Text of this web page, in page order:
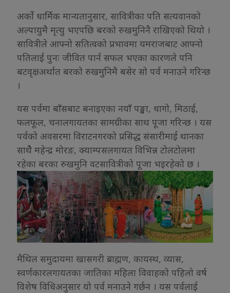
अर्को धार्मिक मान्यतानुसार, सावित्रीका पति सत्यवानको
अल्पायुमै मृत्यु भएपछि बरको रुखमुनिनै राखिएको थियो ।
सावित्रीले आफ्नो सतित्वको प्रभावमा यमराजबाट आफ्नो
पतिलाई पुनः जीवित पार्न सफल भएका कारणले पनि
बटवृक्षअर्थात बरको रुखमुनिमै बसेर सो पर्व मनाउने गरिन्छ
।
यस पर्वमा बाँसबाट बनाइएका नयाँ पङ्खा, धागो, मिठाई,
फलफूल, चनालगायतका सामग्रीका साथ पूजा गरिन्छ । यस
पर्वको अवसरमा विराटनगरको प्रसिद्ध संसारीमाई थानका
साथैै महेन्द्र मोरङ, क्याम्पसलगायत विभिन्न टोलटोलमा
रहेका बरका रुखमुनि वटसावित्रीको पूजा भइरहेको छ ।
मैथिल समुदायमा खासगरी ब्राह्मण, कायस्थ, व्यास,
स्वर्णकारलगायतका जातिका महिला विवाहको पहिलो वर्ष
विशेष विधिअनुसार यो पर्व मनाउने गर्छन । यस पर्वलाई